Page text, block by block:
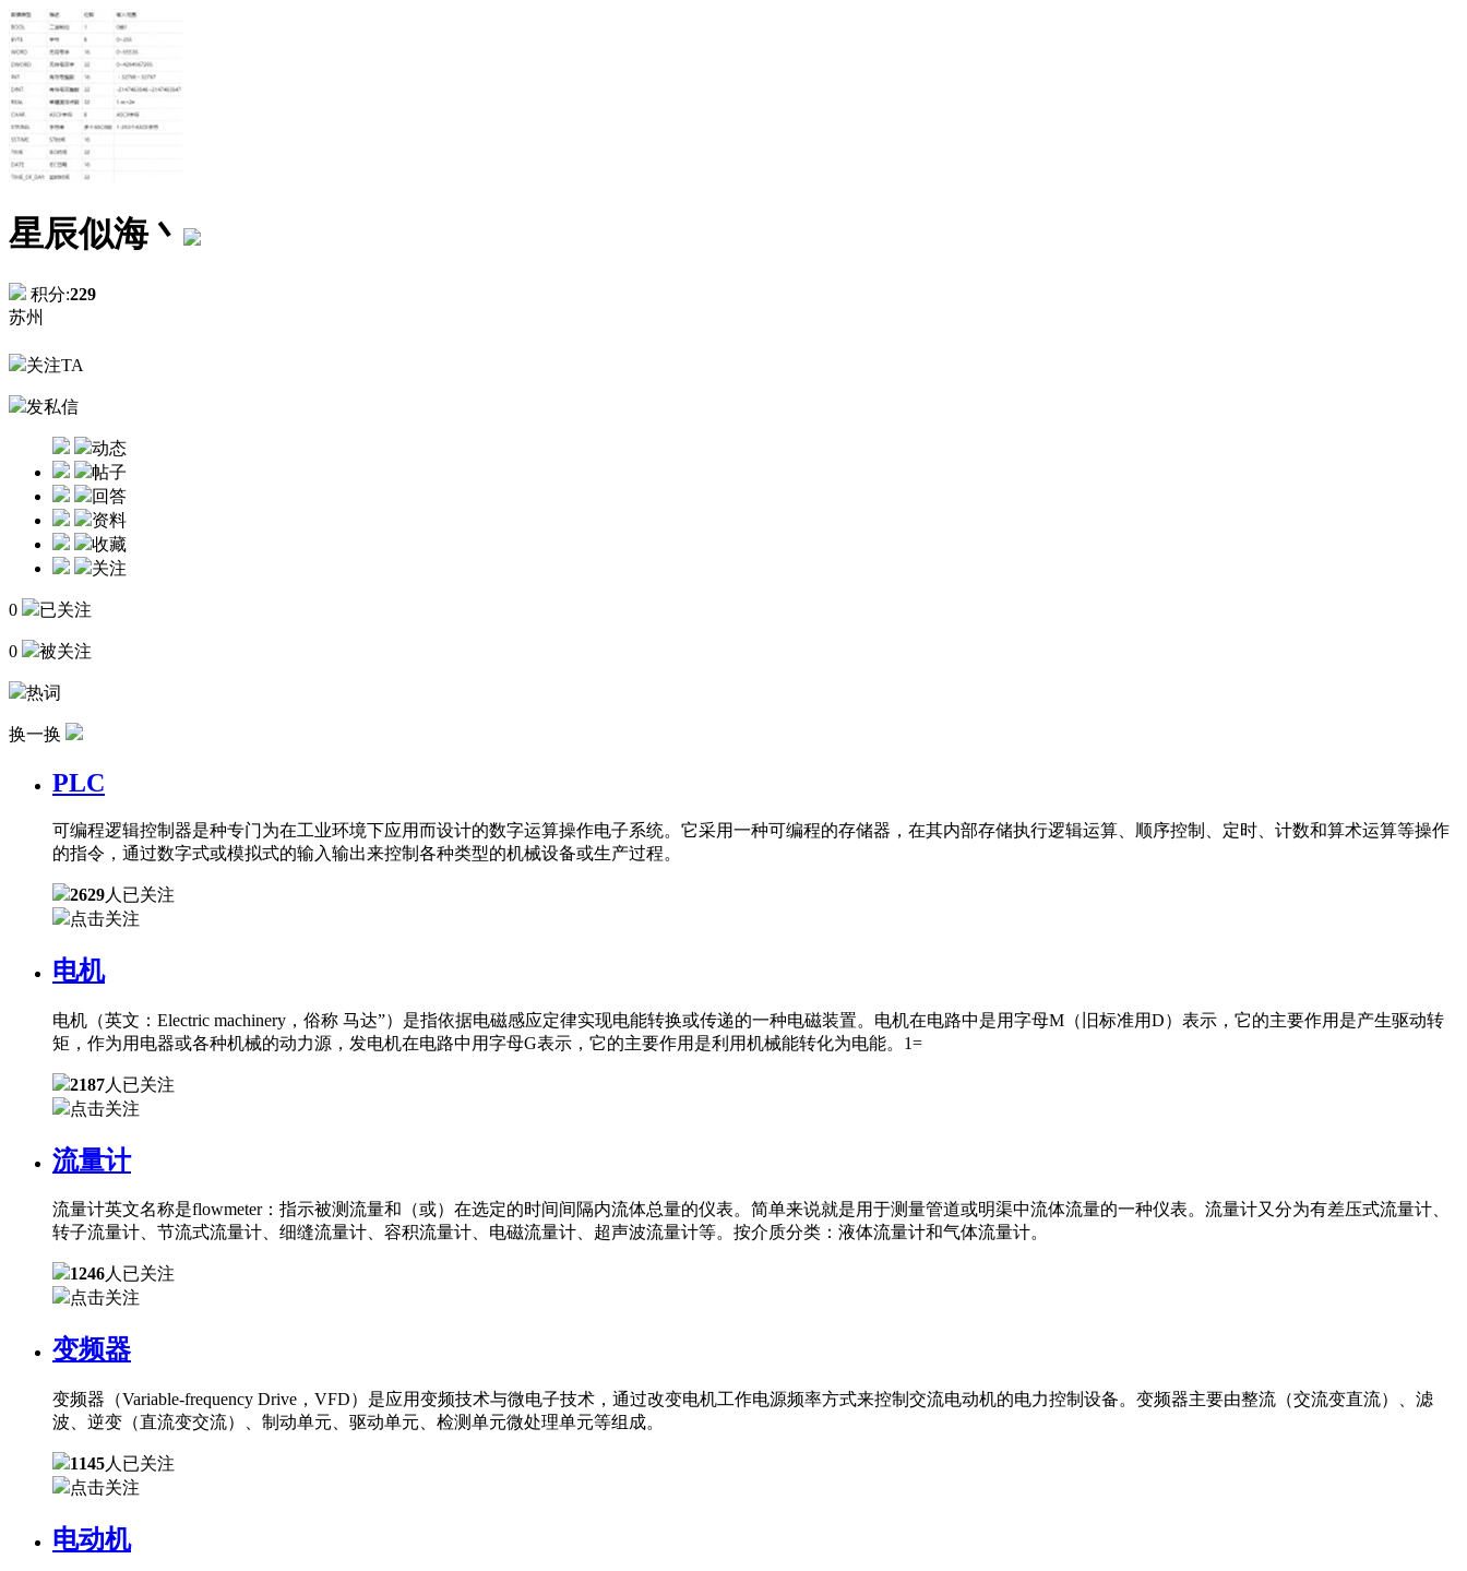
星辰似海丶
积分:229
苏州
关注TA
发私信
动态
帖子
回答
资料
收藏
关注
0 已关注
0 被关注
热词
换一换
PLC
可编程逻辑控制器是种专门为在工业环境下应用而设计的数字运算操作电子系统。它采用一种可编程的存储器，在其内部存储执行逻辑运算、顺序控制、定时、计数和算术运算等操作
的指令，通过数字式或模拟式的输入输出来控制各种类型的机械设备或生产过程。
2629人已关注
点击关注
电机
电机（英文：Electric machinery，俗称 马达”）是指依据电磁感应定律实现电能转换或传递的一种电磁装置。电机在电路中是用字母M（旧标准用D）表示，它的主要作用是产生驱动转
矩，作为用电器或各种机械的动力源，发电机在电路中用字母G表示，它的主要作用是利用机械能转化为电能。1=
2187人已关注
点击关注
流量计
流量计英文名称是flowmeter：指示被测流量和（或）在选定的时间间隔内流体总量的仪表。简单来说就是用于测量管道或明渠中流体流量的一种仪表。流量计又分为有差压式流量计、
转子流量计、节流式流量计、细缝流量计、容积流量计、电磁流量计、超声波流量计等。按介质分类：液体流量计和气体流量计。
1246人已关注
点击关注
变频器
变频器（Variable-frequency Drive，VFD）是应用变频技术与微电子技术，通过改变电机工作电源频率方式来控制交流电动机的电力控制设备。变频器主要由整流（交流变直流）、滤
波、逆变（直流变交流）、制动单元、驱动单元、检测单元微处理单元等组成。
1145人已关注
点击关注
电动机